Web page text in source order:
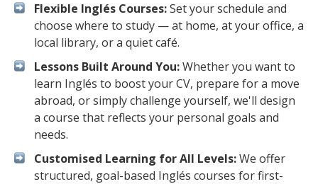
Flexible Inglés Courses:Set your schedule and
choose where to study — at home, at your office, a
local library, or a quiet café.
Lessons Built Around You:Whether you want to
learn Inglés to boost your CV, prepare for a move
abroad, or simply challenge yourself, we'll design
a course that reflects your personal goals and
needs.
Customised Learning for All Levels:We offer
structured, goal-based Inglés courses for first-